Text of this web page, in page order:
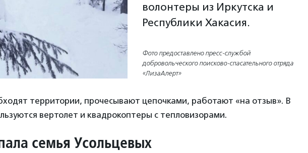
волонтеры из Иркутска и
Республики Хакасия.
Фото предоставлено пресс-службой
добровольческого поисково-спасательного отряда
«ЛизаАлерт»
территории, прочесывают цепочками, работают «на отзыв». В
вертолет и квадрокоптеры с тепловизорами.
семья Усольцевых